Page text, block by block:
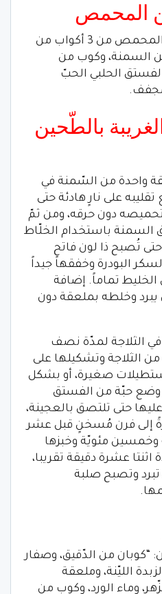
المحمص
تتكون الغريبة بالطّحين المحمص من 3 أكواب من
السمنة، وكوب من
الحلبي الحبّ
بالطّحين
واحدة من السّمنة في
على نارٍ هادئة حتى
تحميصه دون حرقه، ومن ثمّ
السمنة باستخدام الخلّاط
5 دقائق، حتى تُصبح ذا لون فاتحٍ
البودرة وخفقها جيداً
تماماً. إضافة
وخلطه بملعقة دون
الثلاجة لمدّة نصف
الثلاجة وتشكيلها على
صغيرة، أو بشكل
وضع حبّة من الفستق
حتى تلتصق بالعجينة،
إلى فرن مُسخنٍ قبل عشر
وخمسين مئويّة وخبزها
عشرة دقيقة تقريبا،
تبرد وتصبح صلبة
“كوبان من الدّقيق، وصفار
الليّنة، وملعقة
وماء الورد، وكوب من